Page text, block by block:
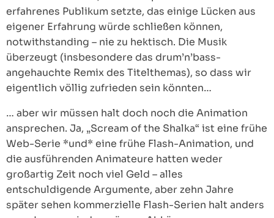
erfahrenes Publikum setzte, das einige Lücken aus
eigener Erfahrung würde schließen können,
notwithstanding – nie zu hektisch. Die Musik
überzeugt (insbesondere das drum’n’bass-
angehauchte Remix des Titelthemas), so dass wir
eigentlich völlig zufrieden sein könnten…
… aber wir müssen halt doch noch die Animation
ansprechen. Ja, „Scream of the Shalka“ ist eine frühe
Web-Serie *und* eine frühe Flash-Animation, und
die ausführenden Animateure hatten weder
großartig Zeit noch viel Geld – alles
entschuldigende Argumente, aber zehn Jahre
später sehen kommerzielle Flash-Serien halt anders